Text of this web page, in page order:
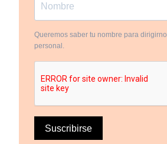
Queremos saber tu nombre para
personal.
Suscribirse